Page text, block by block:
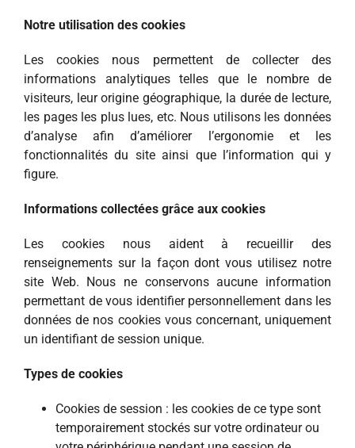
Notre utilisation des cookies
Les cookies nous permettent de collecter des
informations analytiques telles que le nombre de
visiteurs, leur origine géographique, la durée de lecture,
les pages les plus lues, etc. Nous utilisons les données
d’analyse afin d’améliorer l’ergonomie et les
fonctionnalités du site ainsi que l’information qui y
figure.
Informations collectées grâce aux cookies
Les cookies nous aident à recueillir des
renseignements sur la façon dont vous utilisez notre
site Web. Nous ne conservons aucune information
permettant de vous identifier personnellement dans les
données de nos cookies vous concernant, uniquement
un identifiant de session unique.
Types de cookies
Cookies de session : les cookies de ce type sont
temporairement stockés sur votre ordinateur ou